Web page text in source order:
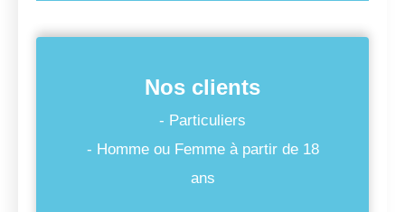
Nos clients
- Particuliers
- Homme ou Femme à partir de 18
ans